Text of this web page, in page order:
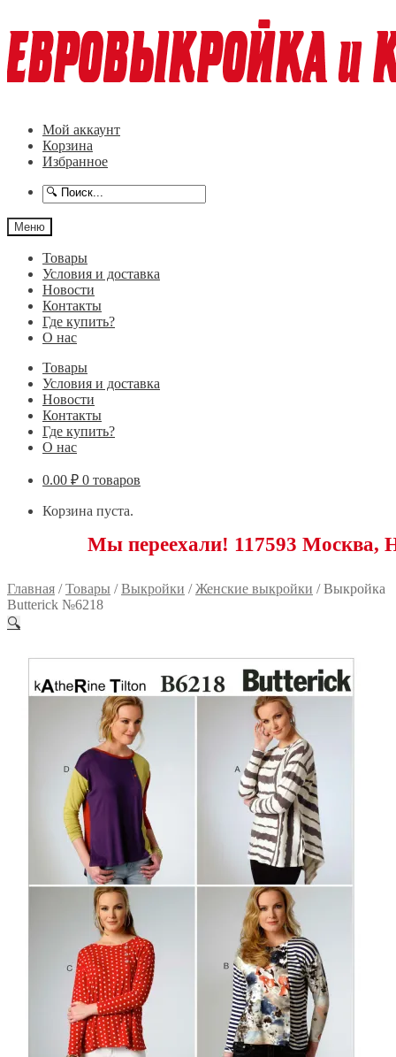
к
навигации
к
содержимому
Мой аккаунт
Корзина
Избранное
Меню
Товары
Условия и доставка
Новости
Контакты
Где купить?
О нас
Товары
Условия и доставка
Новости
Контакты
Где купить?
О нас
0.00 ₽ 0 товаров
Корзина пуста.
Мы переехали! 117593 Москва,
Главная /Товары /Выкройки /Женские выкройки /Выкройка
Butterick №6218
🔍